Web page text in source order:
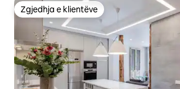
Zgjedhja e klientëve
Zgjedhja e klientëve